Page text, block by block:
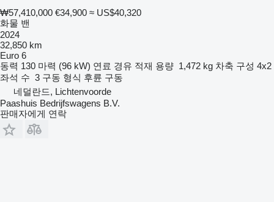
₩57,410,000 €34,900 ≈ US$40,320
화물 밴
2024
32,850 km
Euro 6
동력 130 마력 (96 kW) 연료 경유 적재 용량 1,472 kg 차축 구성 4x2
좌석 수 3 구동 형식 후륜 구동
네덜란드, Lichtenvoorde
Paashuis Bedrijfswagens B.V.
판매자에게 연락